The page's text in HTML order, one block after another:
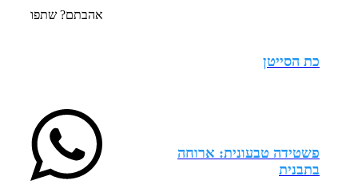
כת הסייטן
פשטידה טבעונית: ארוחה
בתבנית
אהבתם? שתפו